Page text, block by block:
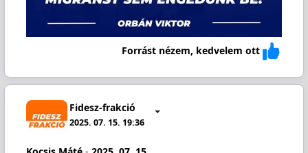
Forrást nézem, kedvelem ott
Fidesz-frakció
2025. 07. 15. 19:36